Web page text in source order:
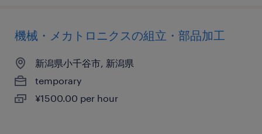
機械・メカトロニクスの組立・部品加工
新潟県小千谷市, 新潟県
temporary
¥1500.00 per hour